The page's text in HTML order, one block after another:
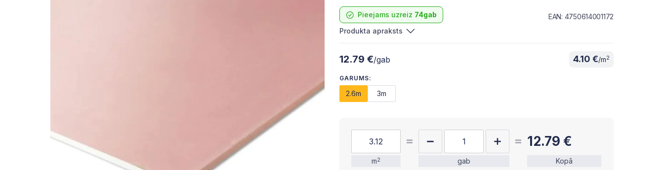
Pieejams uzreiz 74gab
EAN: 4750614001172
Produkta apraksts
12.79 €/gab 4.10 €/m2
GARUMS:
2.6m 3m
m2 gab
12.79 €
Kopā